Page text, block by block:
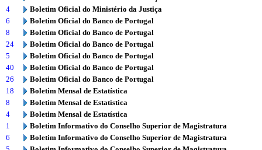
4
Boletim Oficial do Ministério da Justiça
6
Boletim Oficial do Banco de Portugal
8
Boletim Oficial do Banco de Portugal
24
Boletim Oficial do Banco de Portugal
5
Boletim Oficial do Banco de Portugal
40
Boletim Oficial do Banco de Portugal
26
Boletim Oficial do Banco de Portugal
18
Boletim Mensal de Estatística
8
Boletim Mensal de Estatística
4
Boletim Mensal de Estatística
1
Boletim Informativo do Conselho Superior de Magistratura
6
Boletim Informativo do Conselho Superior de Magistratura